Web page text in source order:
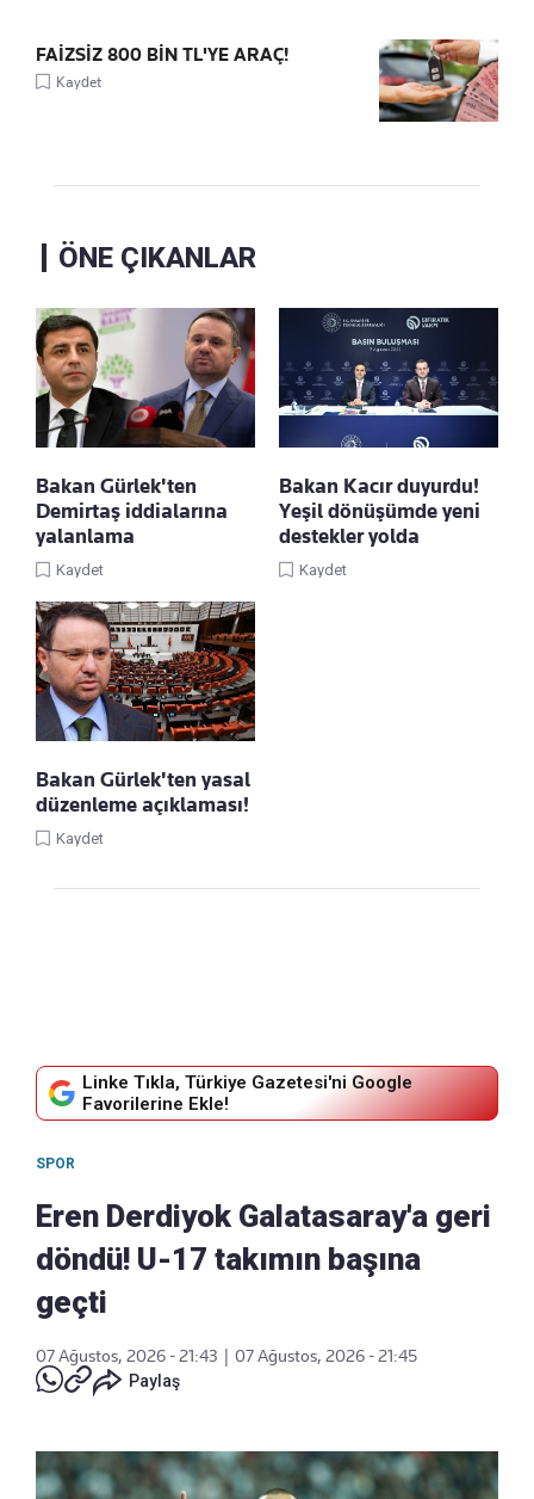
FAİZSİZ 800 BİN TL'YE ARAÇ!
Kaydet
ÖNE ÇIKANLAR
Bakan Gürlek'ten
Demirtaş iddialarına
yalanlama
Kaydet
Bakan Kacır duyurdu!
Yeşil dönüşümde yeni
destekler yolda
Kaydet
Bakan Gürlek'ten yasal
düzenleme açıklaması!
Kaydet
Linke Tıkla, Türkiye Gazetesi'ni Google
Favorilerine Ekle!
SPOR
Eren Derdiyok Galatasaray'a geri
döndü! U-17 takımın başına
geçti
07 Ağustos, 2026 - 21:43
07 Ağustos, 2026 - 21:45
Paylaş